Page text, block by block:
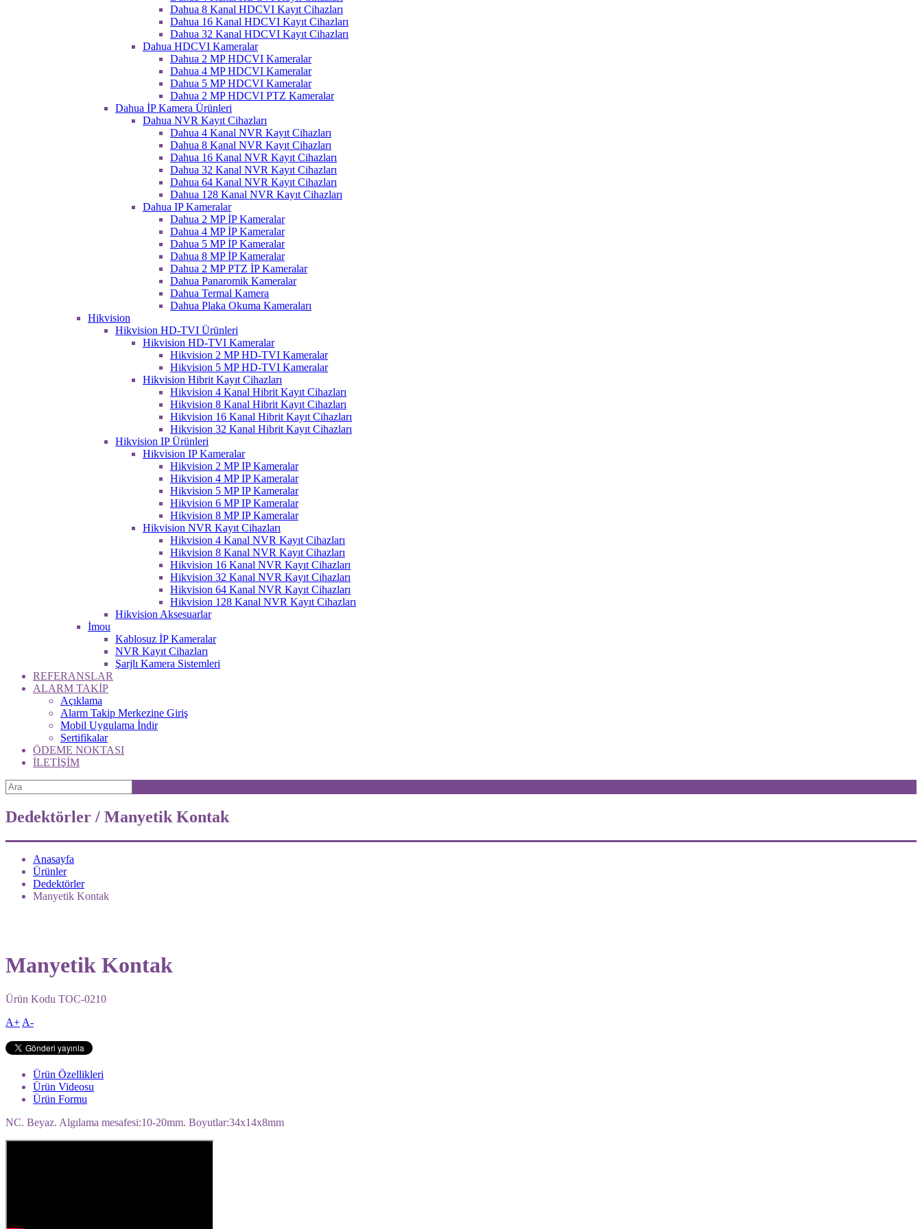
Dahua 8 Kanal HDCVI Kayıt Cihazları
Dahua 16 Kanal HDCVI Kayıt Cihazları
Dahua 32 Kanal HDCVI Kayıt Cihazları
Dahua HDCVI Kameralar
Dahua 2 MP HDCVI Kameralar
Dahua 4 MP HDCVI Kameralar
Dahua 5 MP HDCVI Kameralar
Dahua 2 MP HDCVI PTZ Kameralar
Dahua İP Kamera Ürünleri
Dahua NVR Kayıt Cihazları
Dahua 4 Kanal NVR Kayıt Cihazları
Dahua 8 Kanal NVR Kayıt Cihazları
Dahua 16 Kanal NVR Kayıt Cihazları
Dahua 32 Kanal NVR Kayıt Cihazları
Dahua 64 Kanal NVR Kayıt Cihazları
Dahua 128 Kanal NVR Kayıt Cihazları
Dahua IP Kameralar
Dahua 2 MP İP Kameralar
Dahua 4 MP İP Kameralar
Dahua 5 MP İP Kameralar
Dahua 8 MP İP Kameralar
Dahua 2 MP PTZ İP Kameralar
Dahua Panaromik Kameralar
Dahua Termal Kamera
Dahua Plaka Okuma Kameraları
Hikvision
Hikvision HD-TVI Ürünleri
Hikvision HD-TVI Kameralar
Hikvision 2 MP HD-TVI Kameralar
Hikvision 5 MP HD-TVI Kameralar
Hikvision Hibrit Kayıt Cihazları
Hikvision 4 Kanal Hibrit Kayıt Cihazları
Hikvision 8 Kanal Hibrit Kayıt Cihazları
Hikvision 16 Kanal Hibrit Kayıt Cihazları
Hikvision 32 Kanal Hibrit Kayıt Cihazları
Hikvision IP Ürünleri
Hikvision IP Kameralar
Hikvision 2 MP IP Kameralar
Hikvision 4 MP IP Kameralar
Hikvision 5 MP IP Kameralar
Hikvision 6 MP IP Kameralar
Hikvision 8 MP IP Kameralar
Hikvision NVR Kayıt Cihazları
Hikvision 4 Kanal NVR Kayıt Cihazları
Hikvision 8 Kanal NVR Kayıt Cihazları
Hikvision 16 Kanal NVR Kayıt Cihazları
Hikvision 32 Kanal NVR Kayıt Cihazları
Hikvision 64 Kanal NVR Kayıt Cihazları
Hikvision 128 Kanal NVR Kayıt Cihazları
Hikvision Aksesuarlar
İmou
Kablosuz İP Kameralar
NVR Kayıt Cihazları
Şarjlı Kamera Sistemleri
REFERANSLAR
ALARM TAKİP
Açıklama
Alarm Takip Merkezine Giriş
Mobil Uygulama İndir
Sertifikalar
ÖDEME NOKTASI
İLETİŞİM
Dedektörler / Manyetik Kontak
Anasayfa
Ürünler
Dedektörler
Manyetik Kontak
Manyetik Kontak
Ürün Kodu TOC-0210
A+ A-
Ürün Özellikleri
Ürün Videosu
Ürün Formu
NC. Beyaz. Algılama mesafesi:10-20mm. Boyutlar:34x14x8mm